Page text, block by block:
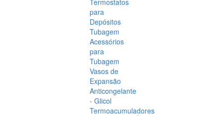
Termostatos
para
Depósitos
Tubagem
Acessórios
para
Tubagem
Vasos de
Expansão
Anticongelante
- Glicol
Termoacumuladores